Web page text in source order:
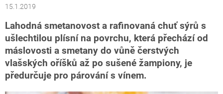
15.1.2019
Lahodná smetanovost a rafinovaná chuť sýrů s
ušlechtilou plísní na povrchu, která přechází od
máslovosti a smetany do vůně čerstvých
vlašských oříšků až po sušené žampiony, je
předurčuje pro párování s vínem.